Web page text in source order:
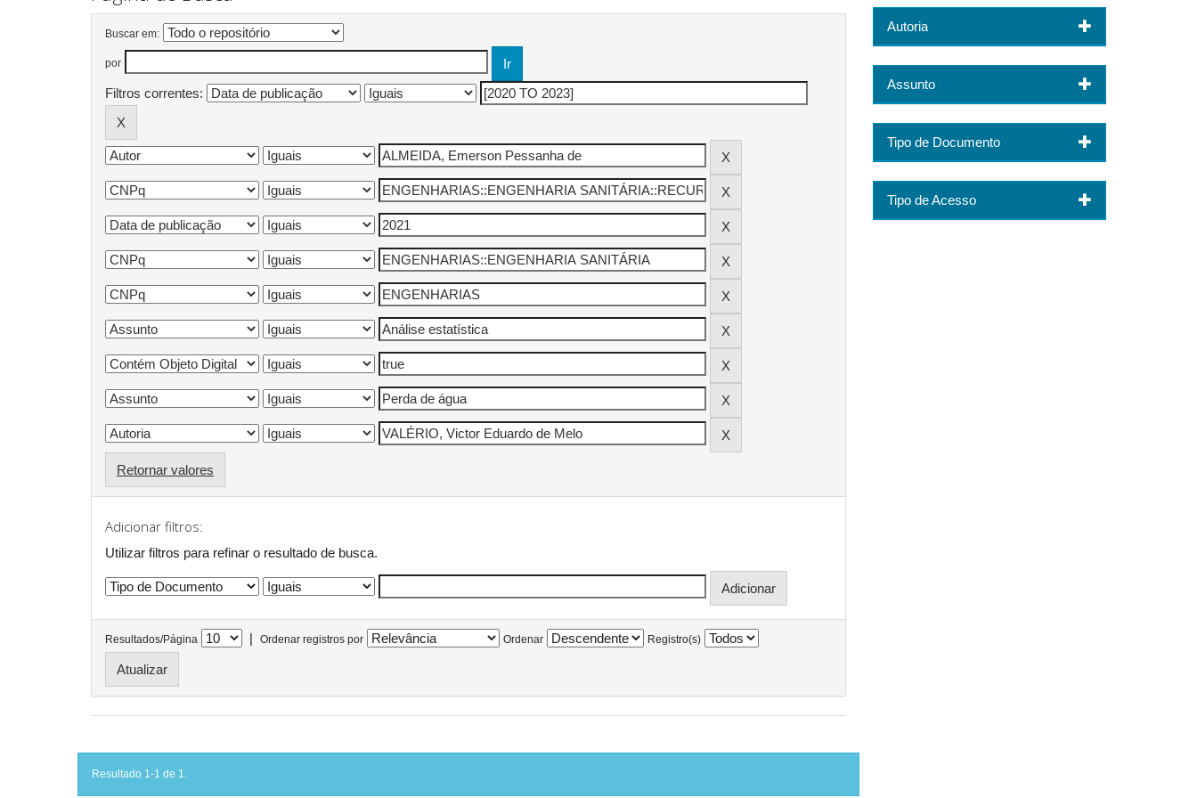
Buscar em:
por
Filtros correntes:
Retornar valores
Adicionar filtros:
Utilizar filtros para refinar o resultado de busca.
Resultados/Página | Ordenar registros por Ordenar Registro(s)
Resultado 1-1 de 1.
Autoria
Assunto
Tipo de Documento
Tipo de Acesso